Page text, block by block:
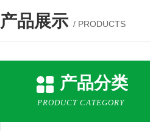
产品展示 / PRODUCTS
产品分类
PRODUCT CATEGORY